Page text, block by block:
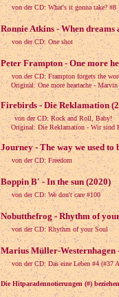
von der CD: What's it gonna take? #8
Ronnie Atkins - When dreams
von der CD: One shot
Peter Frampton - One more
von der CD: Frampton forgets the
Original: One more heartache - Marvin
Firebirds - Die Reklamation
von der CD: Rock and Roll, Baby!
Original: Die Reklamation - Wir sind
Journey - The way we used to
von der CD: Freedom
Boppin B' - In the sun (2020)
von der CD: We don't care #100
Nobutthefrog - Rhythm of
von der CD: Rhythm of your Soul
Marius Müller-Westernhagen
von der CD: Das eine Leben #4 (#37
Die Hitparadennotierungen (#)